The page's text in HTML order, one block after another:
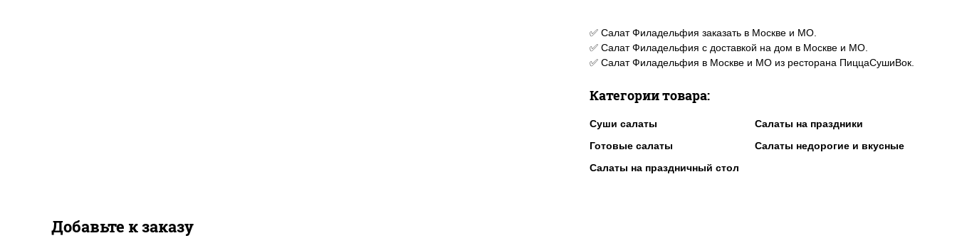
✅ Салат Филадельфия заказать в Москве и МО.
✅ Салат Филадельфия с доставкой на дом в Москве и МО.
✅ Салат Филадельфия в Москве и МО из ресторана ПиццаСушиВок.
Категории товара:
Суши салаты
Салаты на праздники
Готовые салаты
Салаты недорогие и вкусные
Салаты на праздничный стол
Добавьте к заказу